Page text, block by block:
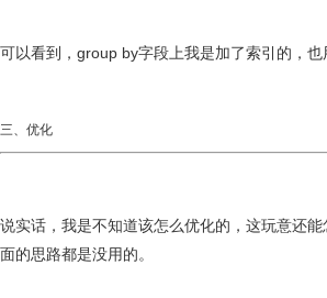
可以看到，group by字段上我是加了索引的，也
三、优化
说实话，我是不知道该怎么优化的，这玩意还
面的思路都是没用的。